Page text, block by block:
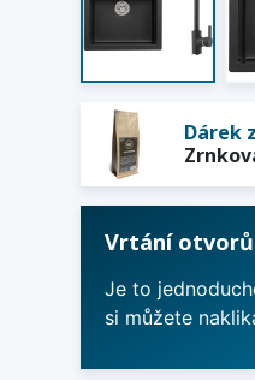
Dárek
Vrtání otvorů
Je to
si můžete